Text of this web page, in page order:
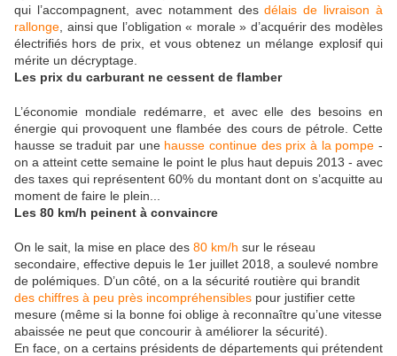
qui l’accompagnent, avec notamment desdélais de livraison à
rallonge , ainsi que l’obligation « morale » d’acquérir des modèles
électrifiés hors de prix, et vous obtenez un mélange explosif qui
mérite un décryptage.
Les prix du carburant ne cessent de flamber
L’économie mondiale redémarre, et avec elle des besoins en
énergie qui provoquent une flambée des cours de pétrole. Cette
hausse se traduit par une hausse continue des prix à la pompe -
on a atteint cette semaine le point le plus haut depuis 2013 - avec
des taxes qui représentent 60% du montant dont on s’acquitte au
moment de faire le plein...
Les 80 km/h peinent à convaincre
On le sait, la mise en place des 80 km/h sur le réseau
secondaire, effective depuis le 1er juillet 2018, a soulevé nombre
de polémiques. D’un côté, on a la sécurité routière qui brandit
des chiffres à peu près incompréhensibles pour justifier cette
mesure (même si la bonne foi oblige à reconnaître qu’une vitesse
abaissée ne peut que concourir à améliorer la sécurité).
En face, on a certains présidents de départements qui prétendent